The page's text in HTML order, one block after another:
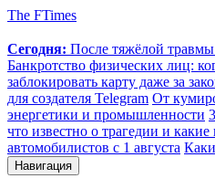
The FTimes
Сегодня: После тяжёлой
Банкротство физических лиц:
заблокировать карту даже за
для создателя Telegram От
энергетики и промышленности
что известно о трагедии и
автомобилистов с 1 августа
Навигация